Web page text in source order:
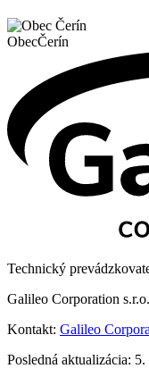
ObecČerín
Technický
Galileo Corporation
Kontakt: Galileo
Posledná aktualizácia: